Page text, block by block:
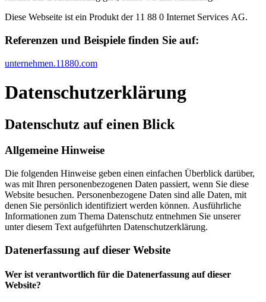
Diese Webseite ist ein Produkt der 11 88 0 Internet Services AG.
Referenzen und Beispiele finden Sie auf:​
unternehmen.11880.com
Datenschutz­erklärung
Datenschutz auf einen Blick
Allgemeine Hinweise
Die folgenden Hinweise geben einen einfachen Überblick darüber,
was mit Ihren personenbezogenen Daten passiert, wenn Sie diese
Website besuchen. Personenbezogene Daten sind alle Daten, mit
denen Sie persönlich identifiziert werden können. Ausführliche
Informationen zum Thema Datenschutz entnehmen Sie unserer
unter diesem Text aufgeführten Datenschutzerklärung.
Datenerfassung auf dieser Website
Wer ist verantwortlich für die Datenerfassung auf dieser
Website?